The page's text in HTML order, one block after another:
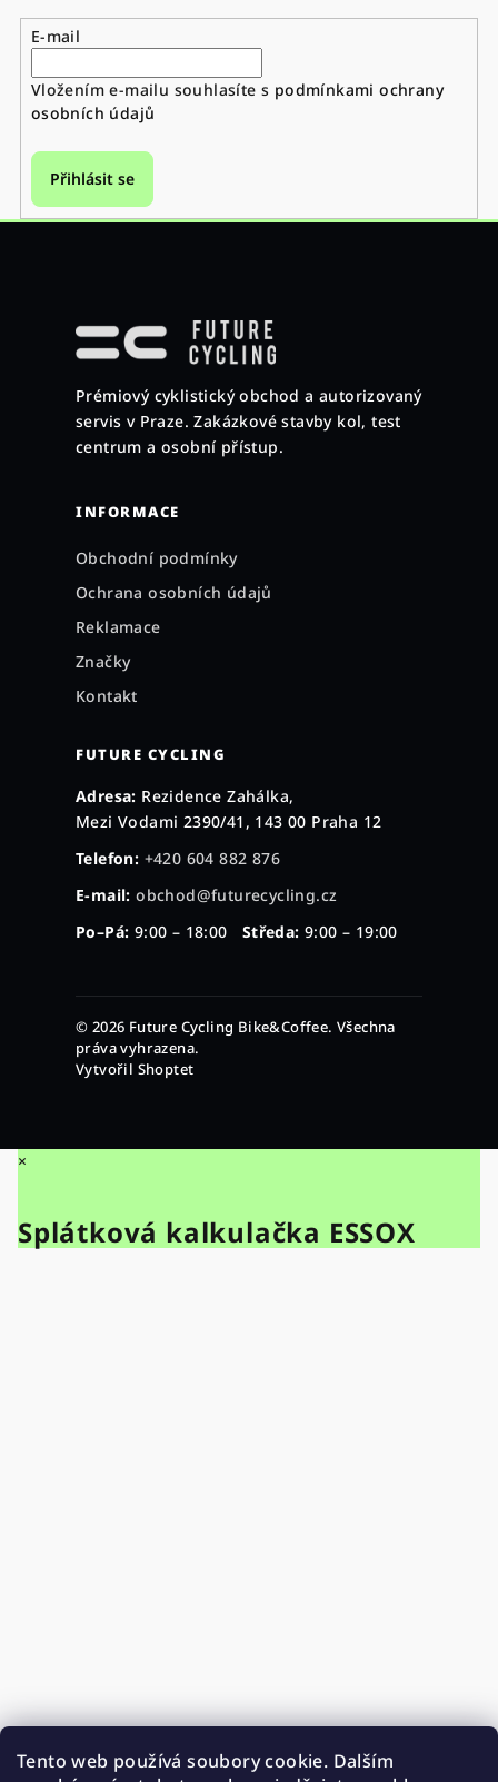
Tento web používá soubory cookie. Dalším
E-mail
Vložením e-mailu souhlasíte s podmínkami ochrany
osobních údajů
Přihlásit se
Prémiový cyklistický obchod a autorizovaný
servis v Praze. Zakázkové stavby kol, test
centrum a osobní přístup.
INFORMACE
Obchodní podmínky
Ochrana osobních údajů
Reklamace
Značky
Kontakt
FUTURE CYCLING
Adresa: Rezidence Zahálka,
Mezi Vodami 2390/41, 143 00 Praha 12
Telefon: +420 604 882 876
E-mail: obchod@futurecycling.cz
Po–Pá: 9:00 – 18:00 Středa: 9:00 – 19:00
© 2026 Future Cycling Bike&Coffee. Všechna
práva vyhrazena.
Vytvořil Shoptet
×
Splátková kalkulačka ESSOX